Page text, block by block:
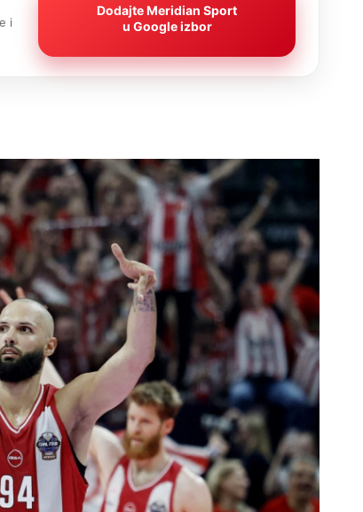
i
Dodajte Meridian Sport
u Google izbor